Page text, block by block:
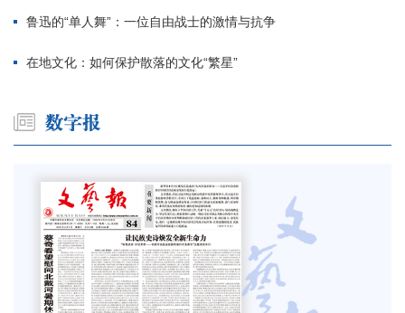
鲁迅的“单人舞”：一位自由战士的激情与抗争
在地文化：如何保护散落的文化“繁星”